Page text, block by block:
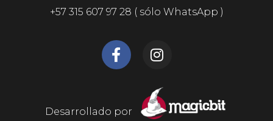
+57 315 607 97 28 ( sólo WhatsApp )
Desarrollado por